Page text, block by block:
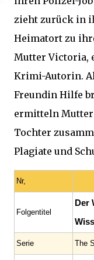
zieht zurück in
Heimatort zu
Mutter Victoria,
Krimi-Autorin.
Freundin Hilfe
ermitteln
Tochter
Plagiate und
Nr,
Folgentitel
Der
Serie The